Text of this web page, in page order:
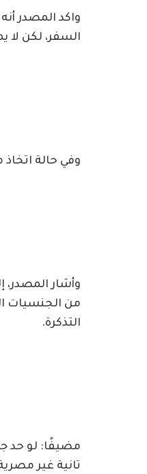
واكد المصدر
السفر، لكن لا
وفي حالة اتخاذ
وأشار المصدر،
من الجنسيات
التذكرة.
مضيفًا: لو حد
تانية غير